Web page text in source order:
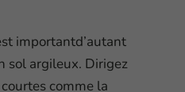
importantd’autant
sol argileux. Dirigez
comme la